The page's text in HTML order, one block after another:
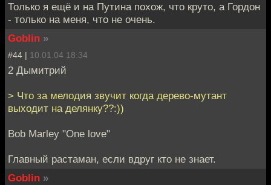
Только я ещё и на Путина похож, что круто, а Гордон
- только на меня, что не очень.
Goblin »
#44 | 10.01.04 18:34
2 Дымитрий
> Что за мелодия звучит когда дерево-мутант
выходит на делянку??:))
Bob Marley "One love"
Главный растаман, если вдруг кто не знает.
Goblin »